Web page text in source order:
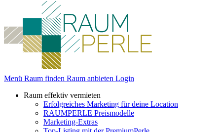
Menü Raum finden Raum anbieten Login
Raum effektiv vermieten
Erfolgreiches Marketing für deine Location
RAUMPERLE Preismodelle
Marketing-Extras